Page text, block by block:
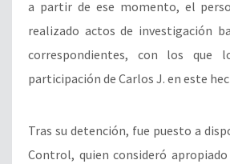
a partir de ese momento, el
realizado actos de investigación
correspondientes, con los que
participación de Carlos J. en este
Tras su detención, fue puesto a
Control, quien consideró